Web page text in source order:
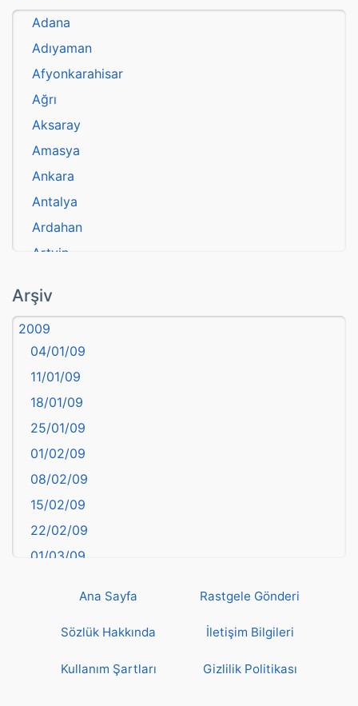
Adana
Adıyaman
Afyonkarahisar
Ağrı
Aksaray
Amasya
Ankara
Antalya
Ardahan
Artvin
Aydın
Balıkesir
Bartın
başkentler
Batman
Bayburt
Bilecik
Bingöl
Bitlis
Bolu
Burdur
Çankırı
Çorum
Arşiv
2009
04/01/09
11/01/09
18/01/09
25/01/09
01/02/09
08/02/09
15/02/09
22/02/09
01/03/09
22/03/09
Ana Sayfa Rastgele Gönderi
Sözlük Hakkında İletişim Bilgileri
Kullanım Şartları Gizlilik Politikası